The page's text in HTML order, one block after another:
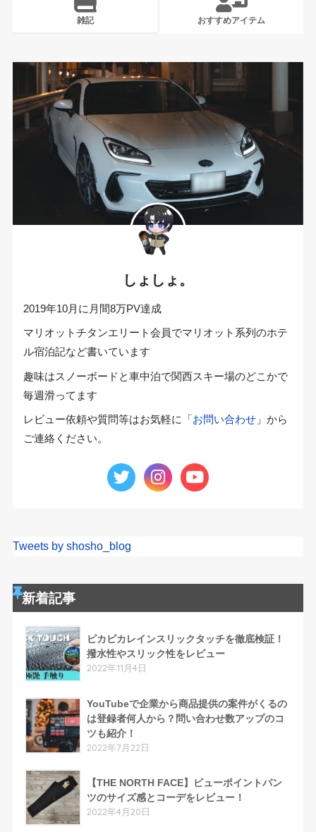
雑記 おすすめアイテム
しょしょ。
2019年10月に月間8万PV達成
マリオットチタンエリート会員でマリオット系列のホテ
ル宿泊記など書いています
趣味はスノーボードと車中泊で関西スキー場のどこかで
毎週滑ってます
レビュー依頼や質問等はお気軽に「 お問い合わせ」から
ご連絡ください。
Tweets by shosho_blog
新着記事
ピカピカレインスリックタッチを徹底検証！
撥水性やスリック性をレビュー
2022年11月4日
YouTubeで企業から商品提供の案件がくるの
は登録者何人から？問い合わせ数アップのコ
ツも紹介！
2022年7月22日
【THE NORTH FACE】ビューポイントパン
ツのサイズ感とコーデをレビュー！
2022年4月20日